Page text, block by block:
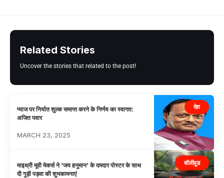
Related Stories
Uncover the stories that related to the post!
देश
प्याज पर निर्यात शुल्क समाप्त करने के निर्णय का स्वागत:
अजित पवार
MARCH 23, 2025
बॉलीवुड
माइथ्री मूवी मेकर्स ने ‘जय हनुमान’ के दमदार पोस्टर के साथ
दी गुड़ी पड़वा की शुभकामनाएं